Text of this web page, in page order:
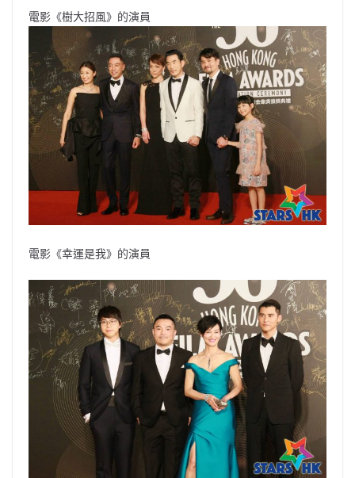
電影《樹大招風》的演員
電影《幸運是我》的演員